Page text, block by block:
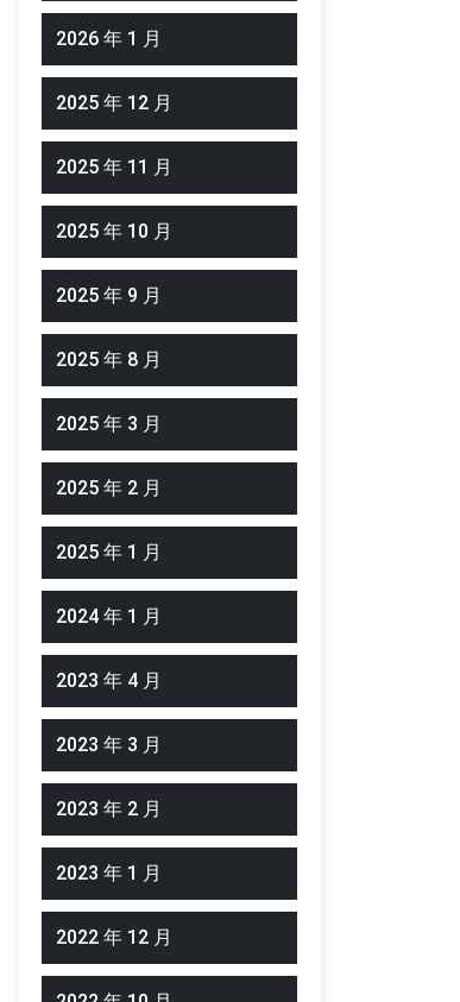
2026 年 1 月
2025 年 12 月
2025 年 11 月
2025 年 10 月
2025 年 9 月
2025 年 8 月
2025 年 3 月
2025 年 2 月
2025 年 1 月
2024 年 1 月
2023 年 4 月
2023 年 3 月
2023 年 2 月
2023 年 1 月
2022 年 12 月